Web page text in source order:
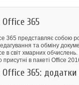
365
365 представляє собою
та обміну
в світ хмарних
в пакеті Office
365: додатки